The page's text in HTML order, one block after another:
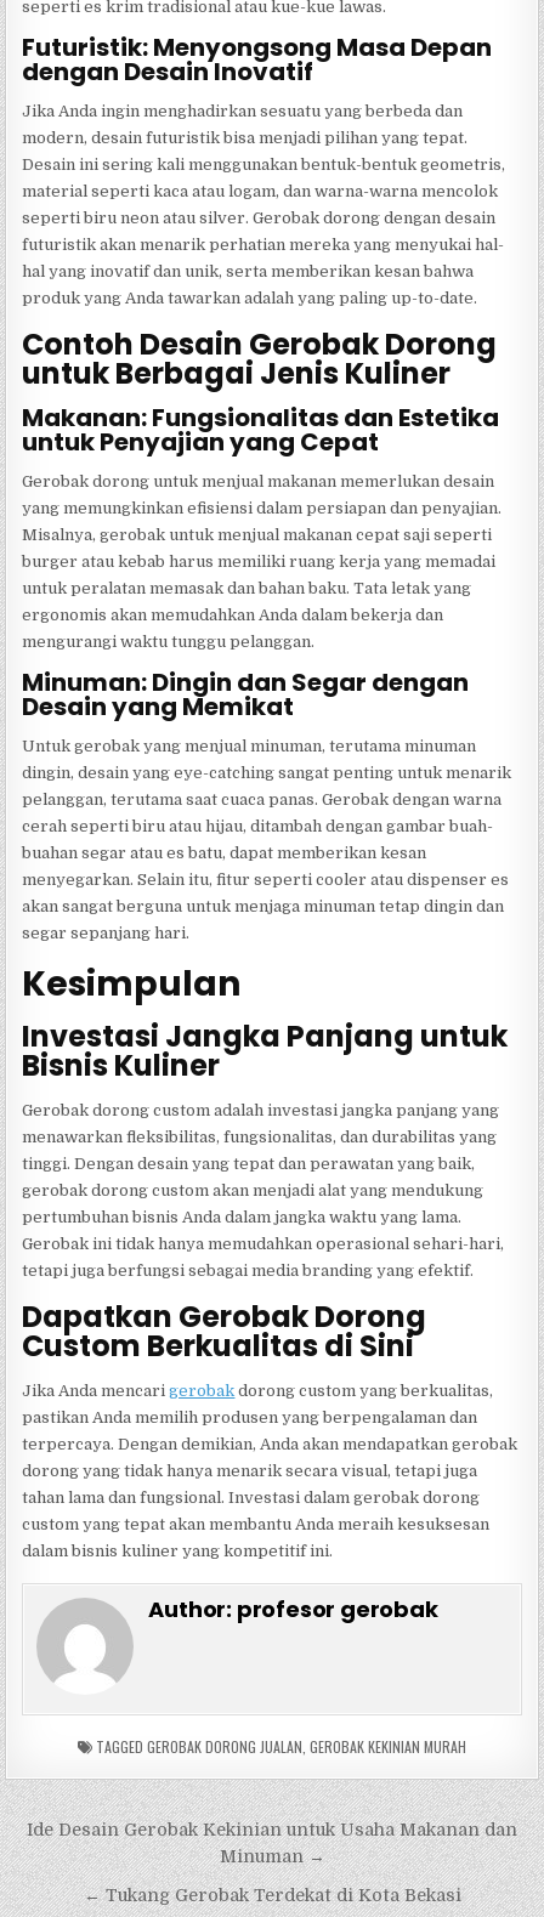
seperti es krim tradisional atau kue-kue lawas.
Futuristik: Menyongsong Masa Depan
dengan Desain Inovatif
Jika Anda ingin menghadirkan sesuatu yang berbeda dan
modern, desain futuristik bisa menjadi pilihan yang tepat.
Desain ini sering kali menggunakan bentuk-bentuk geometris,
material seperti kaca atau logam, dan warna-warna mencolok
seperti biru neon atau silver. Gerobak dorong dengan desain
futuristik akan menarik perhatian mereka yang menyukai hal-
hal yang inovatif dan unik, serta memberikan kesan bahwa
produk yang Anda tawarkan adalah yang paling up-to-date.
Contoh Desain Gerobak Dorong
untuk Berbagai Jenis Kuliner
Makanan: Fungsionalitas dan Estetika
untuk Penyajian yang Cepat
Gerobak dorong untuk menjual makanan memerlukan desain
yang memungkinkan efisiensi dalam persiapan dan penyajian.
Misalnya, gerobak untuk menjual makanan cepat saji seperti
burger atau kebab harus memiliki ruang kerja yang memadai
untuk peralatan memasak dan bahan baku. Tata letak yang
ergonomis akan memudahkan Anda dalam bekerja dan
mengurangi waktu tunggu pelanggan.
Minuman: Dingin dan Segar dengan
Desain yang Memikat
Untuk gerobak yang menjual minuman, terutama minuman
dingin, desain yang eye-catching sangat penting untuk menarik
pelanggan, terutama saat cuaca panas. Gerobak dengan warna
cerah seperti biru atau hijau, ditambah dengan gambar buah-
buahan segar atau es batu, dapat memberikan kesan
menyegarkan. Selain itu, fitur seperti cooler atau dispenser es
akan sangat berguna untuk menjaga minuman tetap dingin dan
segar sepanjang hari.
Kesimpulan
Investasi Jangka Panjang untuk
Bisnis Kuliner
Gerobak dorong custom adalah investasi jangka panjang yang
menawarkan fleksibilitas, fungsionalitas, dan durabilitas yang
tinggi. Dengan desain yang tepat dan perawatan yang baik,
gerobak dorong custom akan menjadi alat yang mendukung
pertumbuhan bisnis Anda dalam jangka waktu yang lama.
Gerobak ini tidak hanya memudahkan operasional sehari-hari,
tetapi juga berfungsi sebagai media branding yang efektif.
Dapatkan Gerobak Dorong
Custom Berkualitas di Sini
Jika Anda mencarigerobak dorong custom yang berkualitas,
pastikan Anda memilih produsen yang berpengalaman dan
terpercaya. Dengan demikian, Anda akan mendapatkan gerobak
dorong yang tidak hanya menarik secara visual, tetapi juga
tahan lama dan fungsional. Investasi dalam gerobak dorong
custom yang tepat akan membantu Anda meraih kesuksesan
dalam bisnis kuliner yang kompetitif ini.
Author: profesor gerobak
TAGGED GEROBAK DORONG JUALAN GEROBAK KEKINIAN MURAH
Navigasi
pos
Ide Desain Gerobak Kekinian untuk Usaha Makanan dan
Minuman →
← Tukang Gerobak Terdekat di Kota Bekasi